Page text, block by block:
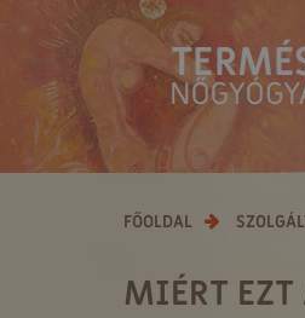
FŐOLDAL
MIÉRT EZT